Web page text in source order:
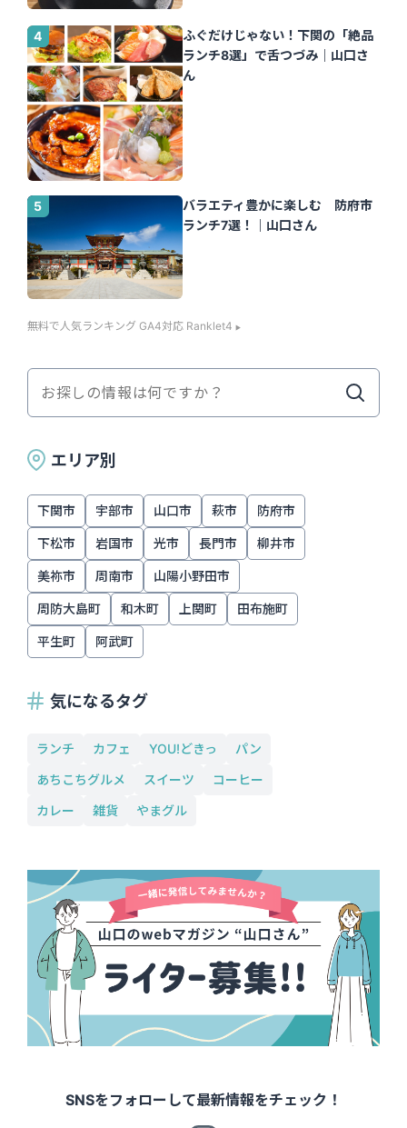
ふぐだけじゃない！下関の「絶品
ランチ8選」で舌つづみ｜山口さ
ん
バラエティ豊かに楽しむ 防府市
ランチ7選！｜山口さん
無料で人気ランキング GA4対応 Ranklet4
エリア別
下関市 宇部市 山口市 萩市 防府市
下松市 岩国市 光市 長門市 柳井市
美祢市 周南市 山陽小野田市
周防大島町 和木町 上関町 田布施町
平生町 阿武町
気になるタグ
ランチ カフェ YOU!どきっ
パン
あちこちグルメ
スイーツ
コーヒー
カレー
雑貨 やまグル
SNSをフォローして最新情報をチェック！